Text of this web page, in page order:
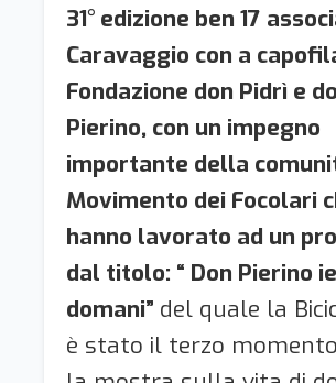
31° edizione ben 17
Caravaggio con a
Fondazione don Pidrì e
Pierino, con un impegno
importante della
Movimento dei Focolari
hanno lavorato ad un
dal titolo: “ Don Pierino
domani” del quale la
è stato il terzo